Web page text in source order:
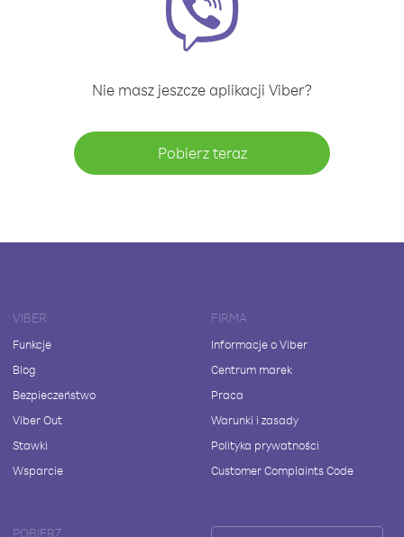
Nie masz jeszcze aplikacji Viber?
Pobierz teraz
VIBER
Funkcje
Blog
Bezpieczeństwo
Viber Out
Stawki
Wsparcie
FIRMA
Informacje o Viber
Centrum marek
Praca
Warunki i zasady
Polityka prywatności
Customer Complaints Code
POBIERZ